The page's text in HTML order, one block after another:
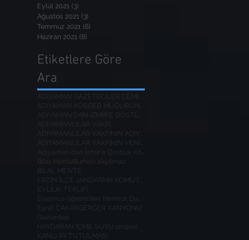
Eylül 2021 (3)
Ağustos 2021 (3)
Temmuz 2021 (6)
Haziran 2021 (8)
Etiketlere Göre
Ara
ADIYAMANLILAR VAKFI
Bilal Mente
Burhan akyılmaz
BİLAL MENTE
EVLİLİK TEKLİFİ
Eşref ÇAKARGERGER KANYONU
Gaziantep
HAYDARAN İÇME SUYU projesi
KANLI AY TUTULMASI